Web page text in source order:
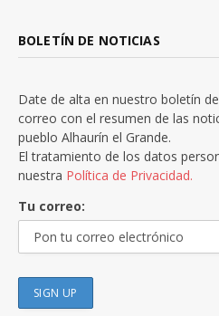
BOLETÍN DE NOTICIAS
Date de alta en nuestro boletín
correo con el resumen de las
pueblo Alhaurín el Grande.
El tratamiento de los datos
nuestra Política de Privacidad.
Tu correo: